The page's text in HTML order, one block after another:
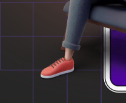
Выберите
IT-